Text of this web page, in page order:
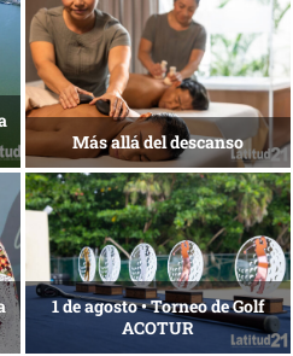
Energía que Impulsa la
competitividad
La esencia del servicio